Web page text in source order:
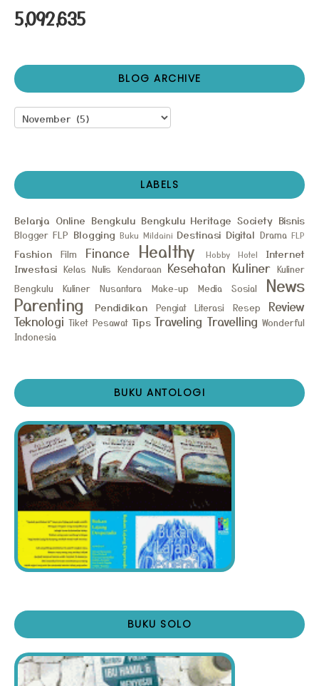
5,092,635
BLOG ARCHIVE
LABELS
Belanja Online Bengkulu Bengkulu Heritage Society Bisnis
Blogger FLP Blogging Buku Mildaini Destinasi Digital Drama FLP
Fashion Film Finance Healthy Hobby Hotel
Internet
Investasi Kelas Nulis Kendaraan Kesehatan Kuliner Kuliner
Bengkulu
Kuliner Nusantara Make-up Media Sosial
News
Parenting
Pendidikan Pengiat Literasi Resep
Review
Teknologi Tiket Pesawat Tips Traveling Travelling Wonderful
Indonesia
BUKU ANTOLOGI
BUKU SOLO